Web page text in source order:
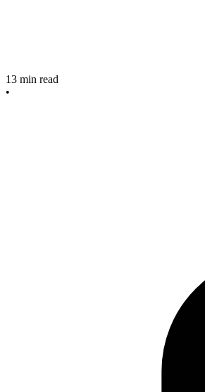
13 min read
•